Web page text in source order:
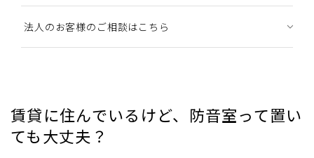
法人のお客様のご相談はこちら
賃貸に住んでいるけど、防音室って置い
ても大丈夫？